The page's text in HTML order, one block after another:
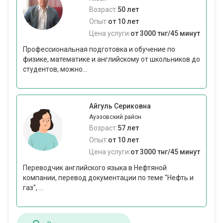
Возраст:50 лет
Опыт:от 10 лет
Цена услуги:от 3000 тнг/45 минут
Профессиональная подготовка и обучение по
физике, математике и английскому от школьников до
студентов, можно...
Айгуль Сериковна
Ауэзовский район
Возраст:57 лет
Опыт:от 10 лет
Цена услуги:от 3000 тнг/45 минут
Переводчик английского языка в Нефтяной
компании, перевод документации по теме "Нефть и
газ", ...